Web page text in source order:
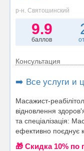
р-н. Святошинский
9.9
баллов
Консультация
➡️ Все услуги и
Масажист-
відновлення
та спеціалізація:
ефективно поєднує
🎁 Cкидка 10%